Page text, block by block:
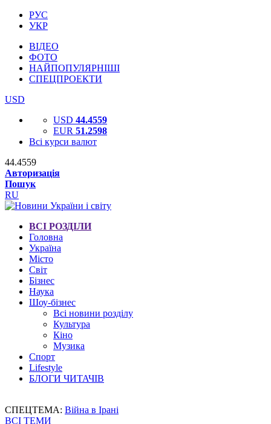
РУС
УКР
ВІДЕО
ФОТО
НАЙПОПУЛЯРНІШІ
СПЕЦПРОЕКТИ
USD
USD 44.4559
EUR 51.2598
Всі курси валют
44.4559
Авторизація
Пошук
RU
ВСІ РОЗДІЛИ
Головна
Україна
Місто
Світ
Бізнес
Наука
Шоу-бізнес
Всі новини розділу
Культура
Кіно
Музика
Спорт
Lifestyle
БЛОГИ ЧИТАЧІВ
СПЕЦТЕМА: Війна в Ірані
ВСІ ТЕМИ